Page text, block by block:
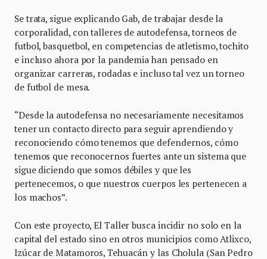
Se trata, sigue explicando Gab, de trabajar desde la
corporalidad, con talleres de autodefensa, torneos de
futbol, basquetbol, en competencias de atletismo, tochito
e incluso ahora por la pandemia han pensado en
organizar carreras, rodadas e incluso tal vez un torneo
de futbol de mesa.
“Desde la autodefensa no necesariamente necesitamos
tener un contacto directo para seguir aprendiendo y
reconociendo cómo tenemos que defendernos, cómo
tenemos que reconocernos fuertes ante un sistema que
sigue diciendo que somos débiles y que les
pertenecemos, o que nuestros cuerpos les pertenecen a
los machos”.
Con este proyecto, El Taller busca incidir no solo en la
capital del estado sino en otros municipios como Atlixco,
Izúcar de Matamoros, Tehuacán y las Cholula (San Pedro